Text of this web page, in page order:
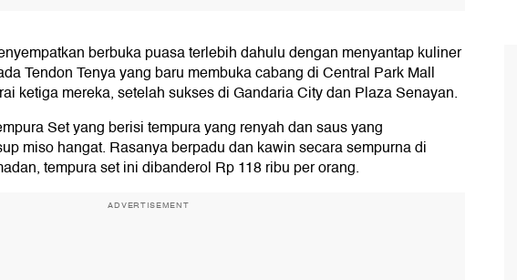
berbuka puasa terlebih dahulu dengan menyantap kuliner
Tendon Tenya yang baru membuka cabang di Central Park Mall
ketiga mereka, setelah sukses di Gandaria City dan Plaza Senayan.
Set yang berisi tempura yang renyah dan saus yang
miso hangat. Rasanya berpadu dan kawin secara sempurna di
tempura set ini dibanderol Rp 118 ribu per orang.
ADVERTISEMENT